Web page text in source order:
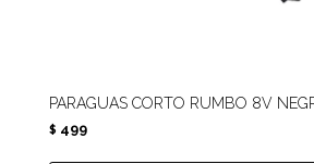
PARAGUAS CORTO RUMBO 8V
$ 499